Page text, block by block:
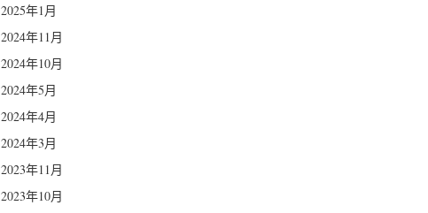
2025年1月
2024年11月
2024年10月
2024年5月
2024年4月
2024年3月
2023年11月
2023年10月